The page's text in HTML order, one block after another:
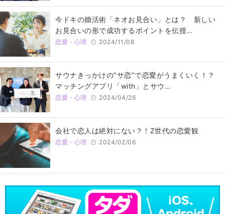
今ドキの婚活術「ネオお見合い」とは？ 新しい
お見合いの形で成功するポイントを伝授…
恋愛・心理 2024/11/08
サウナきっかけの"サ恋"で恋愛がうまくいく！？
マッチングアプリ「with」とサウ…
恋愛・心理 2024/04/26
会社で恋人は絶対にない？！Z世代の恋愛観
恋愛・心理 2024/02/06